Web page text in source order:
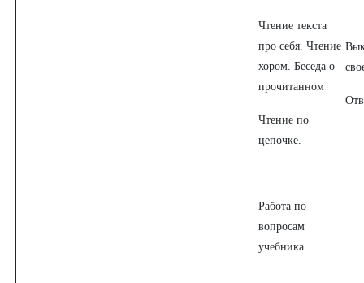
Чтение текста
про себя. Чтение
хором. Беседа о
прочитанном
Чтение по
цепочке.
Работа по
вопросам
учебника…